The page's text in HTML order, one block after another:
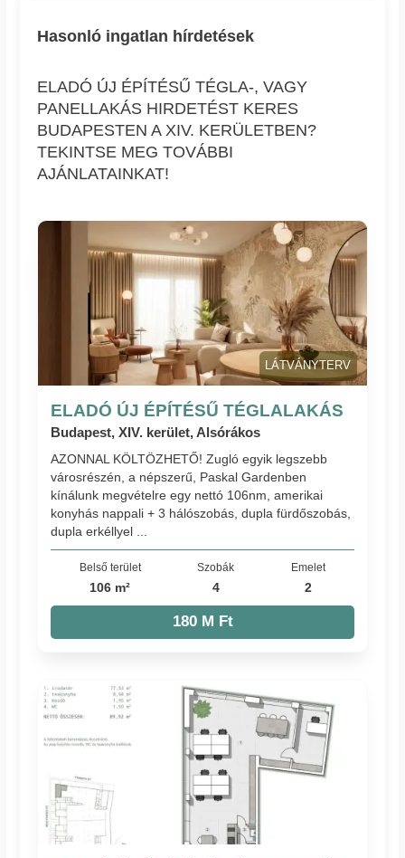
Hasonló ingatlan hírdetések
ELADÓ ÚJ ÉPÍTÉSŰ TÉGLA-, VAGY
PANELLAKÁS HIRDETÉST KERES
BUDAPESTEN A XIV. KERÜLETBEN?
TEKINTSE MEG TOVÁBBI
AJÁNLATAINKAT!
LÁTVÁNYTERV
ELADÓ ÚJ ÉPÍTÉSŰ TÉGLALAKÁS
Budapest, XIV. kerület, Alsórákos
AZONNAL KÖLTÖZHETŐ! Zugló egyik legszebb
városrészén, a népszerű, Paskal Gardenben
kínálunk megvételre egy nettó 106nm, amerikai
konyhás nappali + 3 hálószobás, dupla fürdőszobás,
dupla erkéllyel ...
Belső terület
106 m²
Szobák
4
Emelet
2
180 M Ft